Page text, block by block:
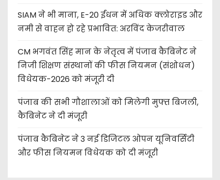
SIAM ने भी माना, E-20 ईंधन में अधिक क्लोराइड और
नमी से वाहन हो रहे प्रभावित: अरविंद केजरीवाल
CM भगवंत सिंह मान के नेतृत्व में पंजाब कैबिनेट ने
निजी शिक्षण संस्थानों की फीस नियमन (संशोधन)
विधेयक-2026 को मंजूरी दी
पंजाब की सभी गौशालाओं को मिलेगी मुफ्त बिजली,
कैबिनेट ने दी मंजूरी
पंजाब कैबिनेट ने 3 नई डिजिटल ओपन यूनिवर्सिटी
और फीस नियमन विधेयक को दी मंजूरी